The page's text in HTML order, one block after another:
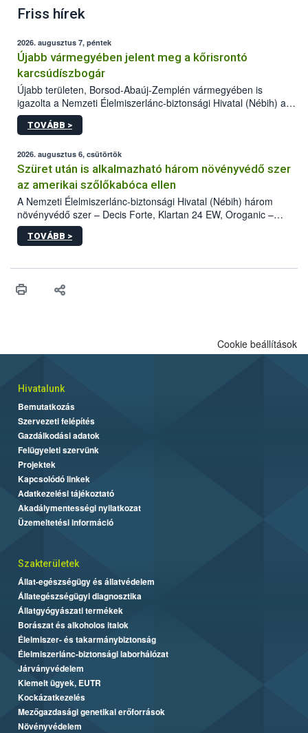
Friss hírek
2026. augusztus 7, péntek
Újabb vármegyében jelent meg a kőrisrontó
karcsúdíszbogár
Újabb területen, Borsod-Abaúj-Zemplén vármegyében is
igazolta a Nemzeti Élelmiszerlánc-biztonsági Hivatal (Nébih) a
kőrisrontó karcsúdíszbogár (Agrilus planipennis) jelenlétét. A
kártevőt nem csak színcsapdában találták meg, de már fertőzött
az intenzív felderítést, emellett az intézkedéseket a szlovák
hatósággal is összehangolják a terjedés megállítása érdekében.
TOVÁBB >
2026. augusztus 6, csütörtök
Szüret után is alkalmazható három növényvédő szer
az amerikai szőlőkabóca ellen
A Nemzeti Élelmiszerlánc-biztonsági Hivatal (Nébih) három
növényvédő szer – Decis Forte, Klartan 24 EW, Oroganic –
engedélyokiratát módosította, így azok a szüretet követően,
egészen a vesszőérettség (BBCH 91) stádiumáig
érésű szőlőkben is legyen lehetőség a károsító elleni további
felhasználók számára is elérhető és ökológiai termesztésben is
TOVÁBB >
Cookie beállítások
Hivatalunk
Bemutatkozás
Szervezeti felépítés
Gazdálkodási adatok
Felügyeleti szervünk
Projektek
Kapcsolódó linkek
Adatkezelési tájékoztató
Akadálymentességi nyilatkozat
Üzemeltetési információ
Szakterületek
Állat-egészségügy és állatvédelem
Állategészségügyi diagnosztika
Állatgyógyászati termékek
Borászat és alkoholos italok
Élelmiszer- és takarmánybiztonság
Élelmiszerlánc-biztonsági laborhálózat
Járványvédelem
Kiemelt ügyek, EUTR
Kockázatkezelés
Mezőgazdasági genetikai erőforrások
Növényvédelem